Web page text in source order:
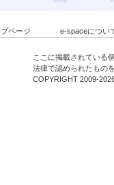
プページ e-spaceについ
ここに掲載されている
法律で認められたもの
COPYRIGHT 2009-